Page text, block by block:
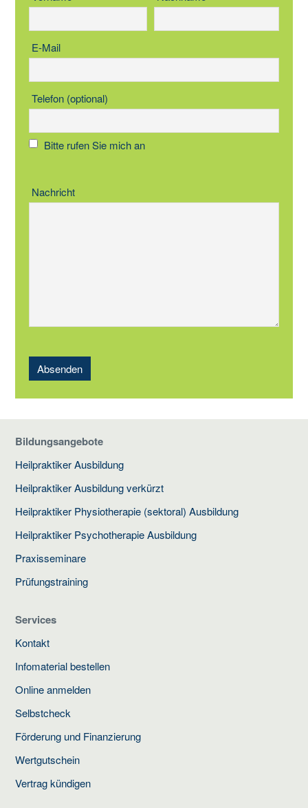
E-Mail
Telefon (optional)
Bitte rufen Sie mich an
Nachricht
Absenden
Bildungsangebote
Heilpraktiker Ausbildung
Heilpraktiker Ausbildung verkürzt
Heilpraktiker Physiotherapie (sektoral) Ausbildung
Heilpraktiker Psychotherapie Ausbildung
Praxisseminare
Prüfungstraining
Services
Kontakt
Infomaterial bestellen
Online anmelden
Selbstcheck
Förderung und Finanzierung
Wertgutschein
Vertrag kündigen